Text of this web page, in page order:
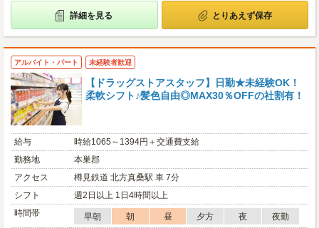
詳細を見る とりあえず保存
アルバイト・パート 未経験者歓迎
【ドラッグストアスタッフ】日勤★未経験OK！
柔軟シフト♪髪色自由◎MAX30％OFFの社割有！
給与
時給1065～1394円＋交通費支給
勤務地
本巣郡
アクセス
樽見鉄道 北方真桑駅 車 7分
シフト
週2日以上 1日4時間以上
時間帯
早朝 朝 昼 夕方 夜
夜勤